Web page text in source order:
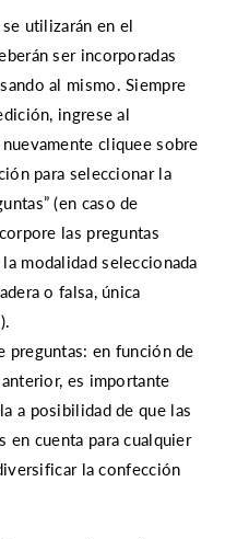
utilizarán en el
ser incorporadas
al mismo. Siempre
ingrese al
cliquee sobre
para seleccionar la
(en caso de
las preguntas
modalidad seleccionada
o falsa, única
preguntas: en función de
es importante
a posibilidad de que las
en cuenta para cualquier
la confección